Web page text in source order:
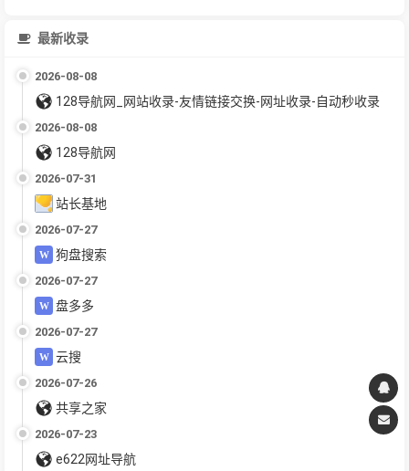
最新收录
2026-08-08
128导航网_网站收录-友情链接交换-网址收录-自动秒收录
2026-08-08
128导航网
2026-07-31
站长基地
2026-07-27
狗盘搜索
2026-07-27
盘多多
2026-07-27
云搜
2026-07-26
共享之家
2026-07-23
e622网址导航